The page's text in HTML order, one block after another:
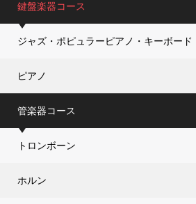
鍵盤楽器コース
ジャズ・ポピュラーピアノ・キーボード
ピアノ
管楽器コース
トロンボーン
ホルン